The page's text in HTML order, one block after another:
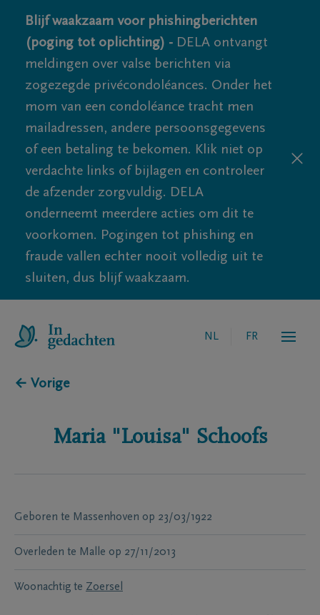
Blijf waakzaam voor phishingberichten
(poging tot oplichting) - DELA ontvangt
meldingen over valse berichten via
zogezegde privécondoléances. Onder het
mom van een condoléance tracht men
mailadressen, andere persoonsgegevens
of een betaling te bekomen. Klik niet op
verdachte links of bijlagen en controleer
de afzender zorgvuldig. DELA
onderneemt meerdere acties om dit te
voorkomen. Pogingen tot phishing en
fraude vallen echter nooit volledig uit te
sluiten, dus blijf waakzaam.
NL FR
← Vorige
Maria "Louisa" Schoofs
Geboren te Massenhoven op 23/03/1922
Overleden te Malle op 27/11/2013
Woonachtig te Zoersel